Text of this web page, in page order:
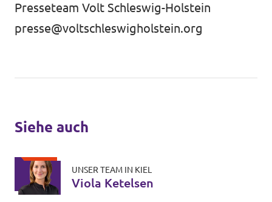
Presseteam Volt Schleswig-Holstein
presse@voltschleswigholstein.org
Siehe auch
UNSER TEAM IN KIEL
Viola Ketelsen